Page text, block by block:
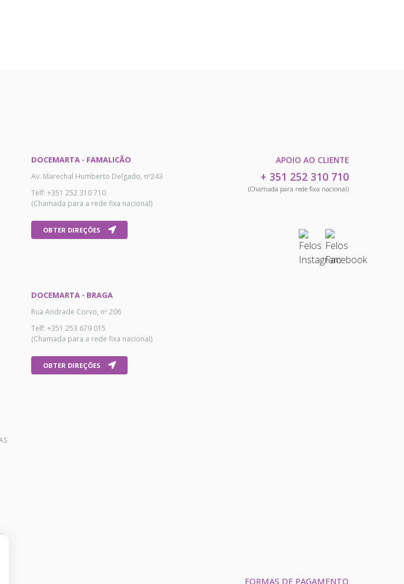
DOCEMARTA - FAMALICÃO
Av. Marechal Humberto Delgado, nº243
Telf: +351 252 310 710
(Chamada para a rede fixa nacional)
OBTER DIREÇÕES
DOCEMARTA - BRAGA
Rua Andrade Corvo, nº 206
Telf: +351 253 679 015
(Chamada para a rede fixa nacional)
OBTER DIREÇÕES
APOIO AO CLIENTE
+ 351 252 310 710
(Chamada para rede fixa nacional)
FORMAS DE PAGAMENTO